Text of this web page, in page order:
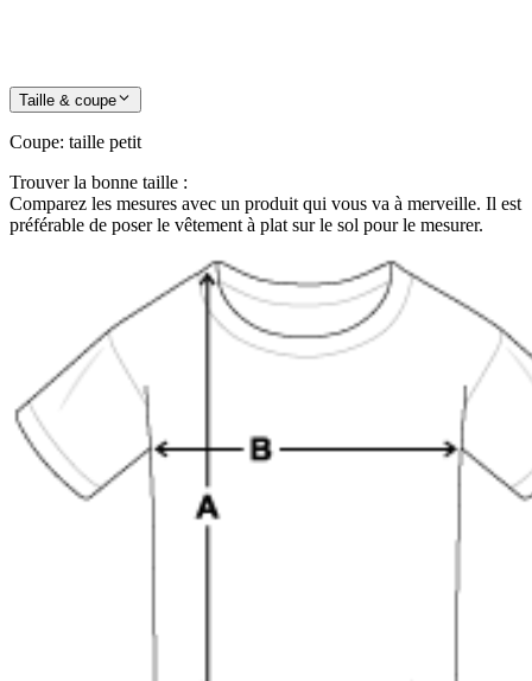
Taille & coupe
Coupe: taille petit
Trouver la bonne taille :
Comparez les mesures avec un produit qui vous va à merveille. Il est
préférable de poser le vêtement à plat sur le sol pour le mesurer.